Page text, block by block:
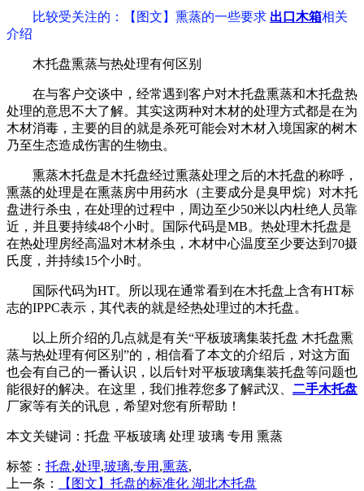
比较受关注的 ：【图文】熏蒸的一些要求 出口木箱相关
介绍
木托盘熏蒸与热处理有何区别
在与客户交谈中，经常遇到客户对木托盘熏蒸和木托盘热
处理的意思不大了解。其实这两种对木材的处理方式都是在为
木材消毒，主要的目的就是杀死可能会对木材入境国家的树木
乃至生态造成伤害的生物虫。
熏蒸木托盘是木托盘经过熏蒸处理之后的木托盘的称呼，
熏蒸的处理是在熏蒸房中用药水（主要成分是臭甲烷）对木托
盘进行杀虫，在处理的过程中，周边至少50米以内杜绝人员靠
近，并且要持续48个小时。国际代码是MB。热处理木托盘是
在热处理房经高温对木材杀虫，木材中心温度至少要达到70摄
氏度，并持续15个小时。
国际代码为HT。所以现在通常看到在木托盘上含有HT标
志的IPPC表示，其代表的就是经热处理过的木托盘。
以上所介绍的几点就是有关“平板玻璃集装托盘 木托盘熏
蒸与热处理有何区别”的，相信看了本文的介绍后，对这方面
也会有自己的一番认识，以后针对平板玻璃集装托盘等问题也
能很好的解决。在这里，我们推荐您多了解武汉、 二手木托盘
厂家等有关的讯息，希望对您有所帮助！
本文关键词： 托盘 平板玻璃 处理 玻璃 专用 熏蒸
标签： 托盘,处理,玻璃,专用 ,熏蒸,
上一条：
【图文】托盘的标准化 湖北木托盘